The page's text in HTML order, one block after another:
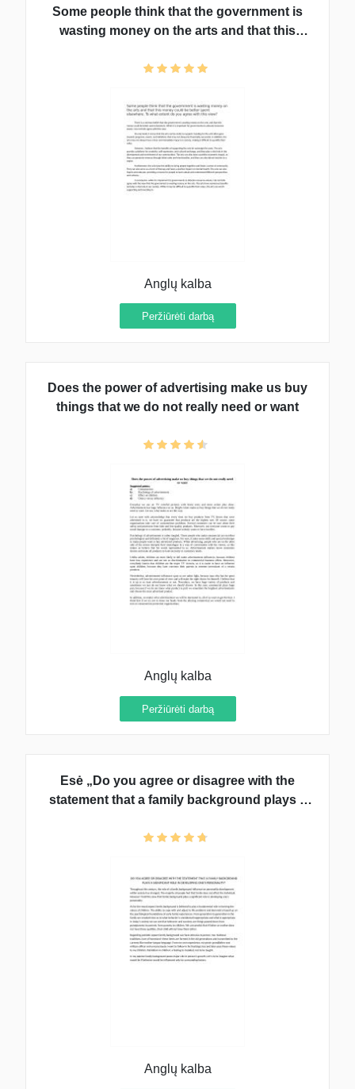
Some people think that the government is
wasting money on the arts and that this
Anglų kalba
Peržiūrėti darbą
Does the power of advertising make us buy
things that we do not really need or want
Anglų kalba
Peržiūrėti darbą
Esė „Do you agree or disagree with the
statement that a family background plays a
Anglų kalba